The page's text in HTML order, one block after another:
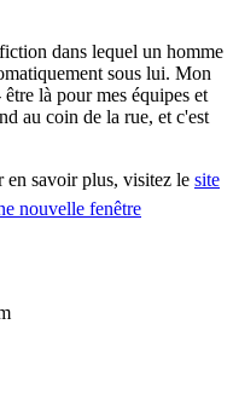
dans lequel un homme
sous lui. Mon
là pour mes équipes et
au coin de la rue, et c'est
en savoir plus, visitez le site
nouvelle fenêtre